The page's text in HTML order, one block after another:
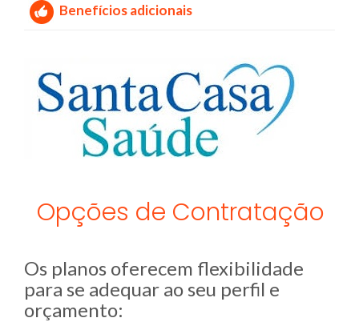
Benefícios adicionais
Opções de Contratação
Os planos oferecem flexibilidade
para se adequar ao seu perfil e
orçamento: